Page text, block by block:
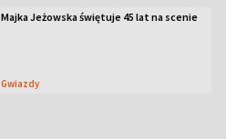
Majka Jeżowska świętuje 45 lat na scenie
Gwiazdy